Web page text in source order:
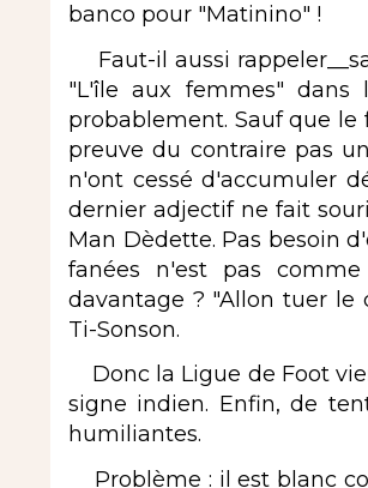
banco pour "Matinino" !
Faut-il aussi
"L'île aux femmes" dans
probablement. Sauf que
preuve du contraire pas
n'ont cessé d'accumuler
dernier adjectif ne fait
Man Dèdette. Pas besoin
fanées n'est pas comme
davantage ? "Allon tuer le
Ti-Sonson.
Donc la Ligue de Foot
signe indien. Enfin, de
humiliantes.
Problème : il est blanc